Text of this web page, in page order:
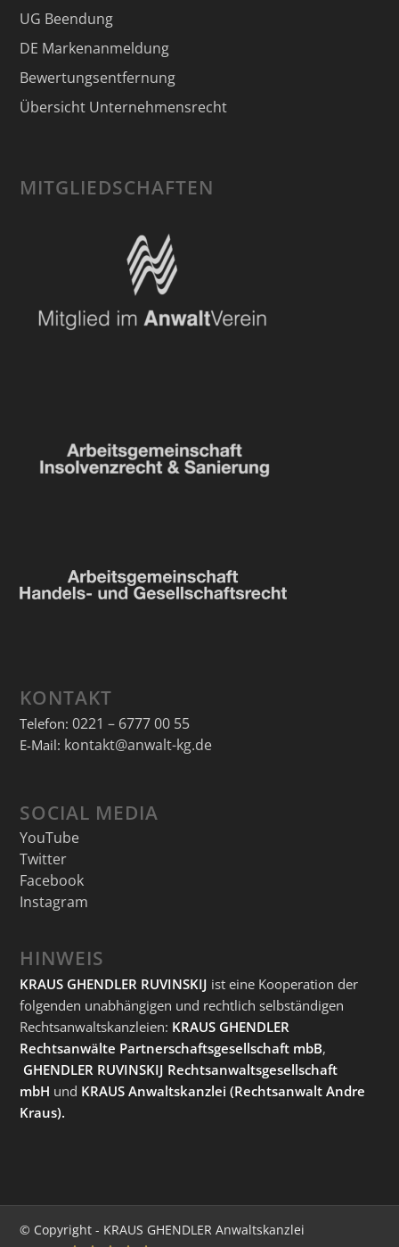
UG Beendung
DE Markenanmeldung
Bewertungsentfernung
Übersicht Unternehmensrecht
MITGLIEDSCHAFTEN
KONTAKT
Telefon: 0221 – 6777 00 55
E-Mail: kontakt@anwalt-kg.de
SOCIAL MEDIA
YouTube
Twitter
Facebook
Instagram
HINWEIS
KRAUS GHENDLER RUVINSKIJ ist eine Kooperation der
folgenden unabhängigen und rechtlich selbständigen
Rechtsanwaltskanzleien: KRAUS GHENDLER
Rechtsanwälte Partnerschaftsgesellschaft mbB,
GHENDLER RUVINSKIJ Rechtsanwaltsgesellschaft
mbH und KRAUS Anwaltskanzlei (Rechtsanwalt Andre
Kraus).
© Copyright - KRAUS GHENDLER Anwaltskanzlei